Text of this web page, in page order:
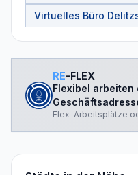
Virtuelles Büro
RE-FLEX
Flexibel arbeiten
Flex-Arbeitsplätze